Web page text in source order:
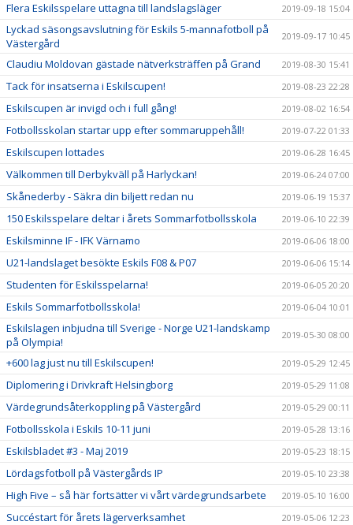
Flera Eskilsspelare uttagna till landslagsläger 2019-09-18 15:04
Lyckad säsongsavslutning för Eskils 5-mannafotboll på
Västergård
2019-09-17 10:45
Claudiu Moldovan gästade nätverksträffen på Grand 2019-08-30 15:41
Tack för insatserna i Eskilscupen! 2019-08-23 22:28
Eskilscupen är invigd och i full gång! 2019-08-02 16:54
Fotbollsskolan startar upp efter sommaruppehåll! 2019-07-22 01:33
Eskilscupen lottades 2019-06-28 16:45
Välkommen till Derbykväll på Harlyckan! 2019-06-24 07:00
Skånederby - Säkra din biljett redan nu 2019-06-19 15:37
150 Eskilsspelare deltar i årets Sommarfotbollsskola 2019-06-10 22:39
Eskilsminne IF - IFK Värnamo 2019-06-06 18:00
U21-landslaget besökte Eskils F08 & P07 2019-06-06 15:14
Studenten för Eskilsspelarna! 2019-06-05 20:20
Eskils Sommarfotbollsskola! 2019-06-04 10:01
Eskilslagen inbjudna till Sverige - Norge U21-landskamp
på Olympia!
2019-05-30 08:00
+600 lag just nu till Eskilscupen! 2019-05-29 12:45
Diplomering i Drivkraft Helsingborg 2019-05-29 11:08
Värdegrundsåterkoppling på Västergård 2019-05-29 00:11
Fotbollsskola i Eskils 10-11 juni 2019-05-28 13:16
Eskilsbladet #3 - Maj 2019 2019-05-23 18:15
Lördagsfotboll på Västergårds IP 2019-05-10 23:38
High Five – så här fortsätter vi vårt värdegrundsarbete 2019-05-10 16:00
Succéstart för årets lägerverksamhet 2019-05-06 12:23